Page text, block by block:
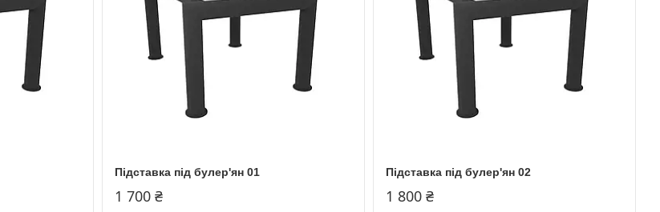
Підставка під булер'ян 01
1 700 ₴
Підставка під булер'ян 02
1 800 ₴